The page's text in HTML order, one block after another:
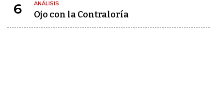
6 ANÁLISIS
Ojo con la Contraloría